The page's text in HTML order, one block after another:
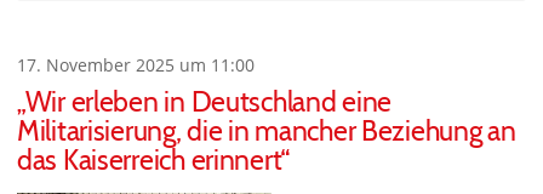
17. November 2025 um 11:00
„Wir erleben in Deutschland eine
Militarisierung, die in mancher Beziehung an
das Kaiserreich erinnert“